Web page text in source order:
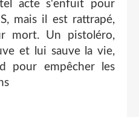
acte s'enfuit pour
mais il est rattrapé,
mort. Un pistoléro,
et lui sauve la vie,
pour empêcher les